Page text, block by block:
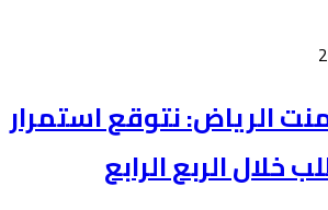
الرياض: نتوقع استمرار
خلال الربع الرابع